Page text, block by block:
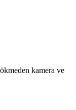
kamera ve